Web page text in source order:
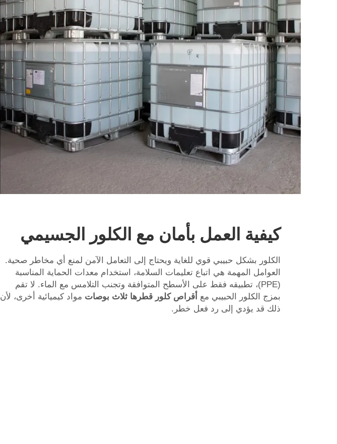
كيفية العمل بأمان مع الكلور الجسيمي
الكلور بشكل حبيبي قوي للغاية ويحتاج إلى التعامل الآمن لمنع أي مخاطر صحية.
العوامل المهمة هي اتباع تعليمات السلامة، استخدام معدات الحماية المناسبة
(PPE)، تطبيقه فقط على الأسطح المتوافقة وتجنب التلامس مع الماء. لا تقم
بمزج الكلور الحبيبي مع أقراص كلور قطرها ثلاث بوصات مواد كيميائية أخرى، لأن
ذلك قد يؤدي إلى رد فعل خطر.